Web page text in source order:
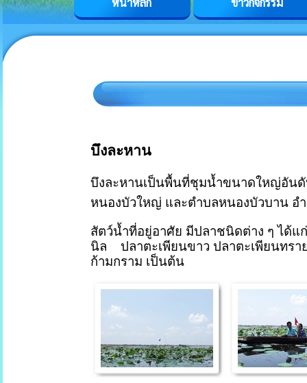
บึงละหาน
บึงละหานเป็นพื้นที่ชุมน้ำขนาดใหญ่อัน
หนองบัวใหญ่ และตำบลหนองบัวบาน อ
สัตว์น้ำที่อยู่อาศัย มีปลาชนิดต่าง ๆ ได้แ
นิล
ปลาตะเพียนขาว ปลาตะเพียนทร
ก้ามกราม เป็นต้น